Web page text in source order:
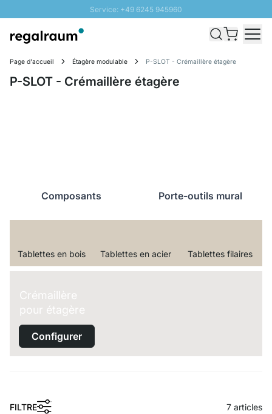
Service: +49 6245 945960
Livraison rapide - Livraison gratuite dès 100€
PROMO SOLEIL: Jusqu'à 20% de remise
Page d'accueil Étagère modulable P-SLOT - Crémaillère étagère
P-SLOT - Crémaillère étagère
Composants Porte-outils mural
Tablettes en bois Tablettes en acier Tablettes filaires
Crémaillère
pour étagère
Configurer
FILTRE
1
7 articles